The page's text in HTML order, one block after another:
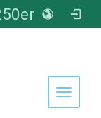
<span style="font-size:1.250em;"><strong>亞洲大學醫學暨健康學院</strong></span>
Toggle